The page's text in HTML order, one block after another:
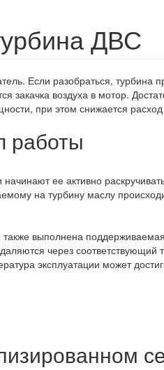
ДВС
Если разобраться, турбина
воздуха в мотор.
при этом снижается
работы
ее активно
на турбину маслу
выполнена
через соответствующий
эксплуатации может